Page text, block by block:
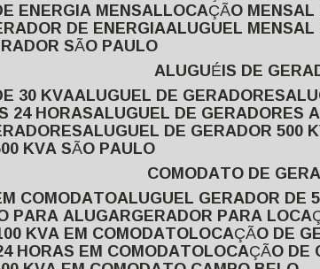
ENERGIA MENSAL LOCAÇÃO
DE ENERGIA ALUGUEL
SÃO PAULO
ALUGUÉIS DE
30 KVA ALUGUEL DE GERADORES
24 HORAS ALUGUEL DE GERADORES
ALUGUEL DE GERADOR 500
KVA SÃO PAULO
COMODATO DE
COMODATO ALUGUEL GERADOR
PARA ALUGAR GERADOR PARA
KVA EM COMODATO LOCAÇÃO DE
HORAS EM COMODATO LOCAÇÃO